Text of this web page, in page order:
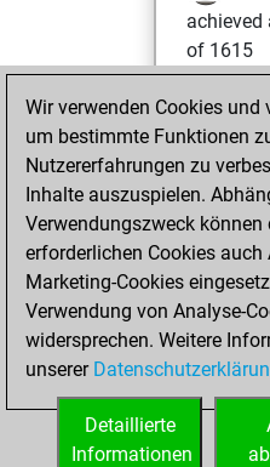
achieved
of 1615
2022
You
your
Juli 17,
You
your
Wir verwenden Cookies
um bestimmte Funktionen
Nutzererfahrungen zu
Inhalte auszuspielen.
Verwendungszweck
erforderlichen Cookies auch
Marketing-Cookies
Verwendung von Analyse-
widersprechen. Weitere
unserer
Detaillierte
Informationen